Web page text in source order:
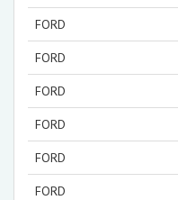
FORD
FORD
FORD
FORD
FORD
FORD